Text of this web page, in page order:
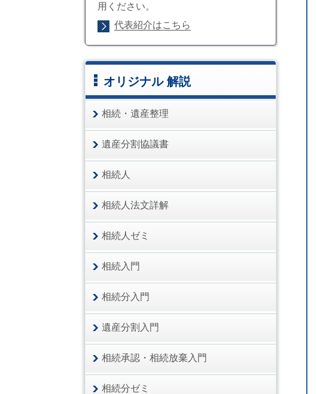
用ください。
代表紹介はこちら
オリジナル 解説
相続・遺産整理
遺産分割協議書
相続人
相続人法文詳解
相続人ゼミ
相続入門
相続分入門
遺産分割入門
相続承認・相続放棄入門
相続分ゼミ